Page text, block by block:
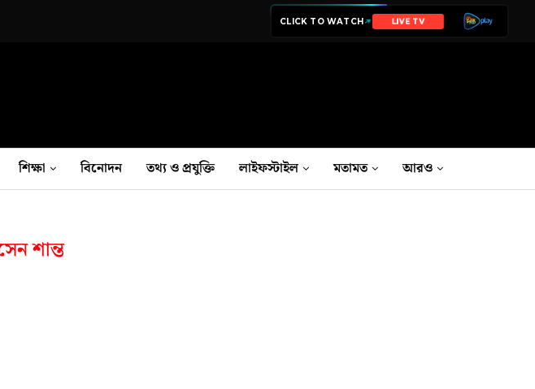
CLICK TO WATCH NEWS
শিক্ষা বিনোদন তথ‍্য ও প্রযুক্তি লাইফস্টাইল মতামত আরও
শান্ত